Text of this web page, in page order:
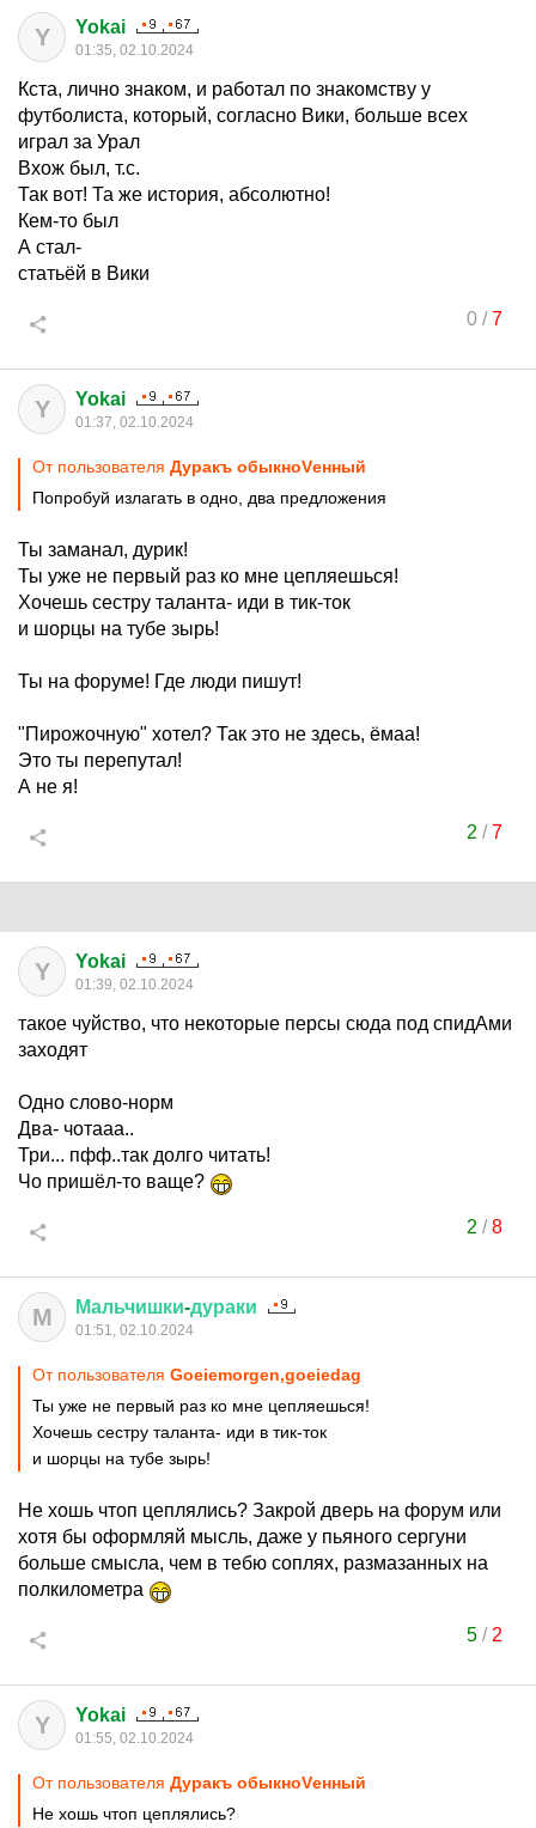
Y Yokai
01:35, 02.10.2024
Кста, лично знаком, и работал по знакомству у
футболиста, который, согласно Вики, больше всех
играл за Урал
Вхож был, т.с.
Так вот! Та же история, абсолютно!
Кем-то был
А стал-
статьёй в Вики
0/7
Y Yokai
01:37, 02.10.2024
От пользователя Дуракъ обыкноVенный
Попробуй излагать в одно, два предложения
Ты заманал, дурик!
Ты уже не первый раз ко мне цепляешься!
Хочешь сестру таланта- иди в тик-ток
и шорцы на тубе зырь!
Ты на форуме! Где люди пишут!
"Пирожочную" хотел? Так это не здесь, ёмаа!
Это ты перепутал!
А не я!
2 /7
Y Yokai
01:39, 02.10.2024
такое чуйство, что некоторые персы сюда под спидАми
заходят
Одно слово-норм
Два- чотааа..
Три... пфф..так долго читать!
Чо пришёл-то ваще?
2 /8
М Мальчишки-дураки
01:51, 02.10.2024
От пользователя Goeiemorgen,goeiedag
Ты уже не первый раз ко мне цепляешься!
Хочешь сестру таланта- иди в тик-ток
и шорцы на тубе зырь!
Не хошь чтоп цеплялись? Закрой дверь на форум или
хотя бы оформляй мысль, даже у пьяного сергуни
больше смысла, чем в тебю соплях, размазанных на
полкилометра
5/ 2
Y Yokai
01:55, 02.10.2024
От пользователя Дуракъ обыкноVенный
Не хошь чтоп цеплялись?